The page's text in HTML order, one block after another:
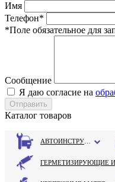
Имя
Телефон*
*Поле обязательное для
Сообщение
Я даю согласие на
Каталог товаров